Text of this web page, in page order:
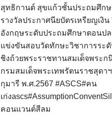
สุทธิกานต์ สุขแก้วชั้นประถมศึกษ
รางวัลประกาศนียบัตรเหรียญเงิ
อังกฤษระดับประถมศึกษาตอนปล
แข่งขันสอบวัดทักษะวิชาการระ
ชิงถ้วยพระราชทานสมเด็จพระก
กรมสมเด็จพระเทพรัตนราชสุดา
กุมารี พ.ศ.2567 #ASCS#คน
เก่ง
คอนแวนต์สีลม